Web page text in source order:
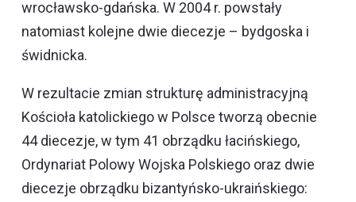
wrocławsko-gdańska. W 2004 r. powstały
natomiast kolejne dwie diecezje – bydgoska i
świdnicka.
W rezultacie zmian strukturę administracyjną
Kościoła katolickiego w Polsce tworzą obecnie
44 diecezje, w tym 41 obrządku łacińskiego,
Ordynariat Polowy Wojska Polskiego oraz dwie
diecezje obrządku bizantyńsko-ukraińskiego: